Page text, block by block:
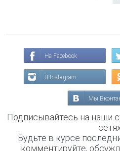
На Facebook
В Instagram
Мы
Подписывайтесь на наши
Будьте в курсе
комментируйте,